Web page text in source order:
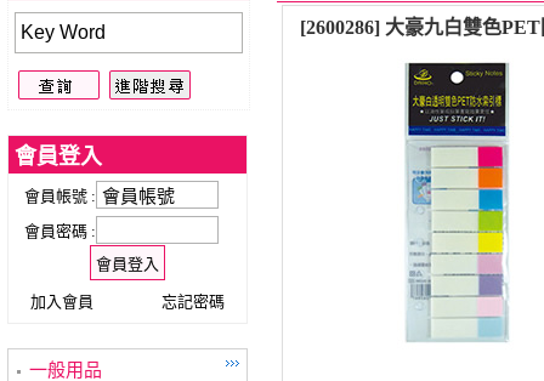
會員登入
會員帳號 :
會員密碼 :
加入會員 忘記密碼
一般用品